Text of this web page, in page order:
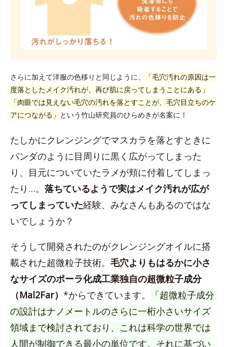
さらに加えて洋服の色移りと同じように、
「毛穴汚れの原因は一
度落としたメイク汚れが、再び肌に戻ってしまうことにある」
「肉眼では見えない毛穴の汚れを落とすことが、毛穴目立ちのケ
アにつながる」 という竹山研究員のひらめきが名案に！
たしかにクレンジングでマスカラを落とすときに
パンダのように目周りに黒く広がってしまった
り、目元についていたラメが頬に付着してしまっ
たり…。 落ちているようで実はメイク汚れが広が
ってしまっていた経験、みなさんもあるのではな
いでしょうか？
そうして開発されたのがクレンジングオイルに搭
載された超微粒子技術。 毛穴よりもはるかに小さ
なサイズのポーラ化成工業独自の超微粒子成分
（Mal2Far） *からできています。
「超微粒子成分
の設計はナノメートルのさらに一桁小さいサイズ
領域まで検討されており、これは科学の世界では
人間が制御できる最小の単位です。それに基づい